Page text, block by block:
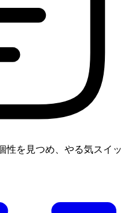
性を見つめ、やる気スイッ